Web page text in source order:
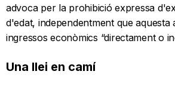
advoca per la prohibició expressa
d'edat, independentment que aquesta
ingressos econòmics “directament o
Una llei en camí